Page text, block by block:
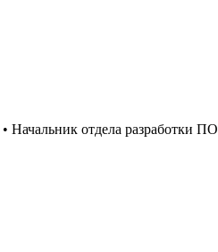
• Начальник отдела разработки ПО